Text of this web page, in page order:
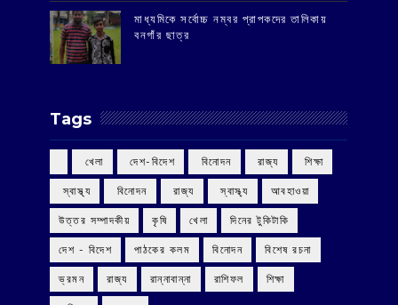
মাধ্যমিকে সর্বোচ্চ নম্বর প্রাপকদের তালিকায়
বনগাঁর ছাত্র
Tags
‌ খেলা ‌ দেশ-বিদেশ ‌ বিনোদন ‌ রাজ্য ‌ শিক্ষা
‌ স্বাস্থ্য ‌ বিনোদন ‌ রাজ্য ‌ স্বাস্থ্য আবহাওয়া
উত্তর সম্পাদকীয় কৃষি খেলা দিনের টুকিটাকি
দেশ - বিদেশ পাঠকের কলম বিনোদন বিশেষ রচনা
ভ্রমন রাজ্য রান্নাবান্না রাশিফল শিক্ষা